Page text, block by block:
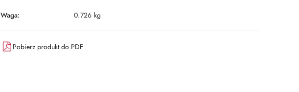
Waga: 0.726 kg
Pobierz produkt do PDF